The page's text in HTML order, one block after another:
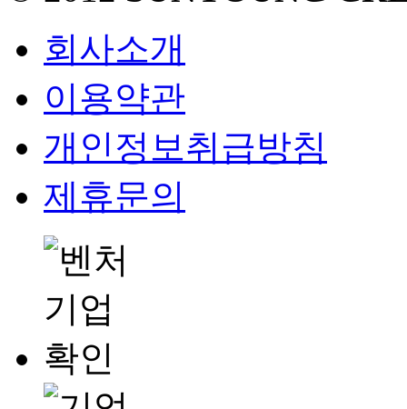
회사소개
이용약관
개인정보취급방침
제휴문의